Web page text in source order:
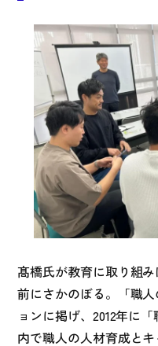
髙橋氏が教育に取り組
前にさかのぼる。「職
ョンに掲げ、2012年に
内で職人の人材育成と